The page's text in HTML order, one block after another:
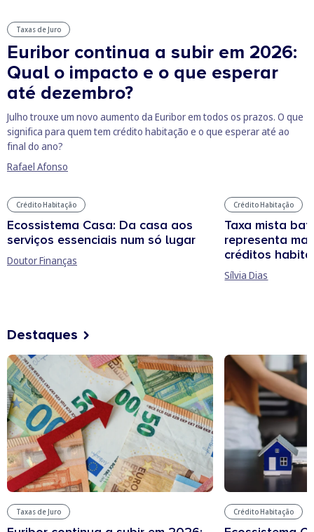
Taxas de Juro
Euribor continua a subir em 2026:
Qual o impacto e o que esperar
até dezembro?
Julho trouxe um novo aumento da Euribor em todos os prazos. O que
significa para quem tem crédito habitação e o que esperar até ao
final do ano?
Rafael Afonso
Crédito Habitação
Ecossistema Casa: Da casa aos
serviços essenciais num só lugar
Doutor Finanças
Crédito Habitação
Taxa mista
representa
créditos
Sílvia Dias
Destaques
Taxas de Juro Crédito Habitação